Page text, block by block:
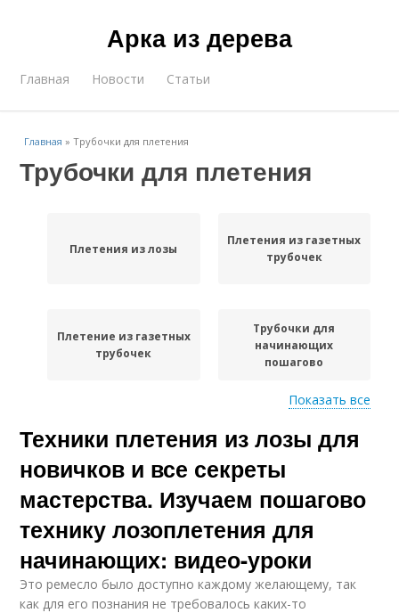
Арка из дерева
Главная Новости Статьи
Главная »Трубочки для плетения
Трубочки для плетения
Плетения из лозы
Плетения из газетных
трубочек
Плетение из газетных
трубочек
Трубочки для
начинающих
пошагово
Плетение из
бумажной лозы
Поднос из газетных
трубочек
Плетение из
бумажных трубочек
Корзинки из
бумажных трубочек
Показать все
Техники плетения из лозы для
новичков и все секреты
мастерства. Изучаем пошагово
технику лозоплетения для
начинающих: видео-уроки
Это ремесло было доступно каждому желающему, так
как для его познания не требовалось каких-то